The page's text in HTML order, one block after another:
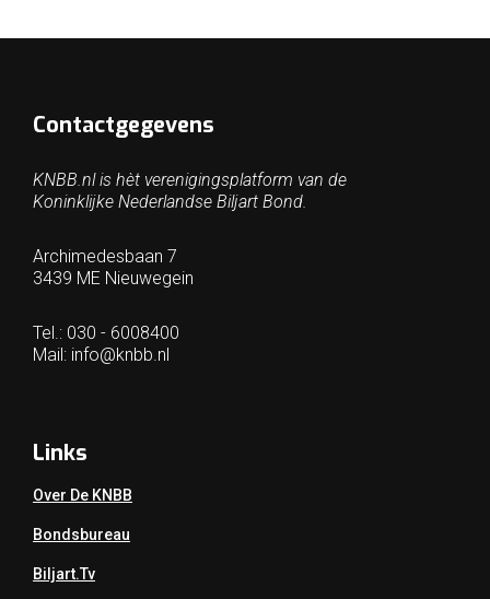
Contactgegevens
KNBB.nl is hèt verenigingsplatform van de
Koninklijke Nederlandse Biljart Bond.
Archimedesbaan 7
3439 ME Nieuwegein
Tel.: 030 - 6008400
Mail: info@knbb.nl
Links
Over De KNBB
Bondsbureau
Biljart.tv